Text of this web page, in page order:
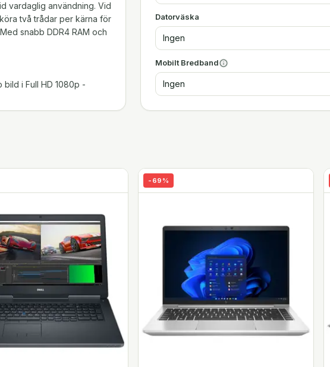
Datorväska
Ingen
Mobilt Bredband
Ingen
vardaglig användning. Vid
två trådar per kärna för
snabb DDR4 RAM och
bild i Full HD 1080p -
akustik över hela
projektor så du kan spela
SureClick för omfattande
- 69 %